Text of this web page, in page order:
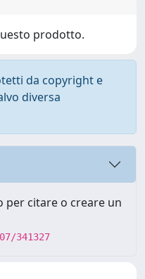
prodotto.
da copyright e
diversa
per citare o creare un
341327